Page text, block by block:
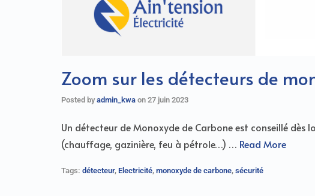
Zoom sur les détecteurs de
Posted byadmin_kwa on 27 juin 2023
Un détecteur de Monoxyde de Carbone est conseillé dès
(chauffage, gazinière, feu à pétrole…) … Read More
Tags: détecteur, Electricité, monoxyde de carbone, sécurité